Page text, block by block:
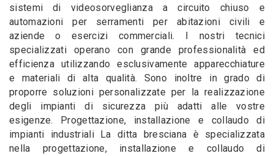
sistemi di videosorveglianza a circuito chiuso e
automazioni per serramenti per abitazioni civili e
aziende o esercizi commerciali. I nostri tecnici
specializzati operano con grande professionalità ed
efficienza utilizzando esclusivamente apparecchiature
e materiali di alta qualità. Sono inoltre in grado di
proporre soluzioni personalizzate per la realizzazione
degli impianti di sicurezza più adatti alle vostre
esigenze. Progettazione, installazione e collaudo di
impianti industriali La ditta bresciana è specializzata
nella progettazione, installazione e collaudo di